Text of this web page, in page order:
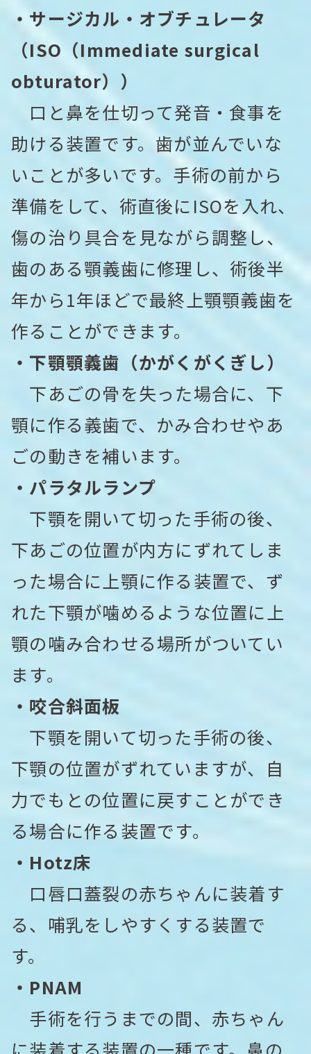
・サージカル・オブチュレータ
（ISO（Immediate surgical
obturator））
口と鼻を仕切って発音・食事を
助ける装置です。歯が並んでいな
いことが多いです。手術の前から
準備をして、術直後にISOを入れ、
傷の治り具合を見ながら調整し、
歯のある顎義歯に修理し、術後半
年から1年ほどで最終上顎顎義歯を
作ることができます。
・下顎顎義歯（かがくがくぎし）
下あごの骨を失った場合に、下
顎に作る義歯で、かみ合わせやあ
ごの動きを補います。
・パラタルランプ
下顎を開いて切った手術の後、
下あごの位置が内方にずれてしま
った場合に上顎に作る装置で、ず
れた下顎が噛めるような位置に上
顎の噛み合わせる場所がついてい
ます。
・咬合斜面板
下顎を開いて切った手術の後、
下顎の位置がずれていますが、自
力でもとの位置に戻すことができ
る場合に作る装置です。
・Hotz床
口唇口蓋裂の赤ちゃんに装着す
る、哺乳をしやすくする装置で
す。
・PNAM
手術を行うまでの間、赤ちゃん